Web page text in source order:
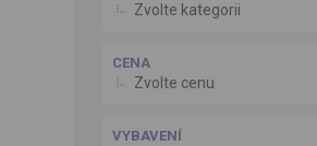
Zvolte kategorii
CENA
Zvolte cenu
VYBAVENÍ